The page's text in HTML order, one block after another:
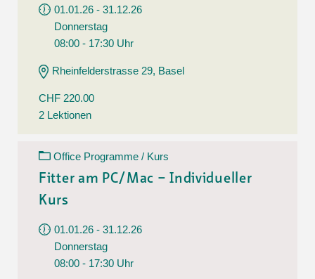
01.01.26 - 31.12.26
Donnerstag
08:00 - 17:30 Uhr
Rheinfelderstrasse 29, Basel
CHF 220.00
2 Lektionen
Office Programme / Kurs
Fitter am PC/Mac – Individueller
Kurs
01.01.26 - 31.12.26
Donnerstag
08:00 - 17:30 Uhr